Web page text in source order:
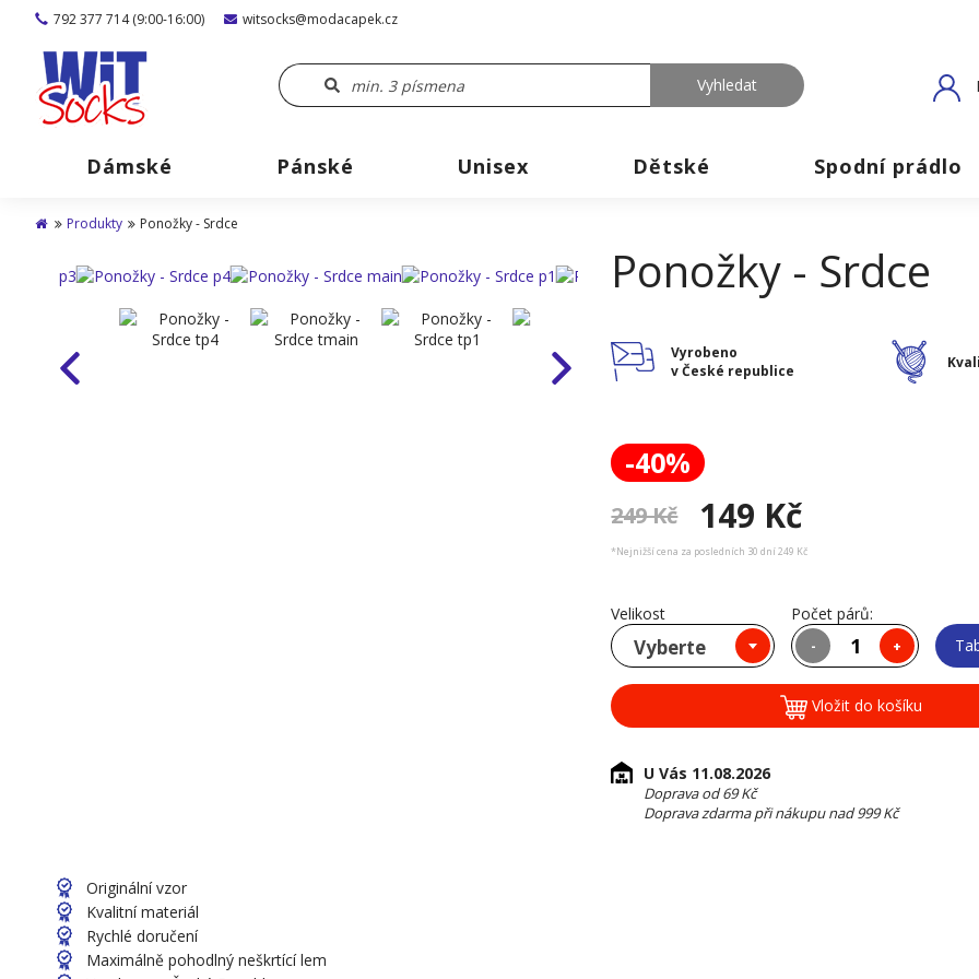
792 377 714 (9:00-16:00) witsocks@modacapek.cz
Dámské Pánské Unisex Dětské Spodní prádlo
Produkty Ponožky - Srdce
Ponožky - Srdce
Vyrobeno
v České republice
-40%
249 Kč 149 Kč
*Nejnižší cena za posledních 30 dní 249 Kč
Velikost
Vyberte
Počet párů:
- +
Vložit do košíku
U Vás 11.08.2026
Doprava od 69 Kč
Doprava zdarma při nákupu nad 999 Kč
Originální vzor
Kvalitní materiál
Rychlé doručení
Maximálně pohodlný neškrtící lem